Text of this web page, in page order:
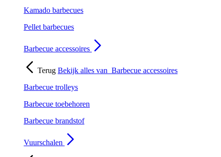
Kamado barbecues
Pellet barbecues
Barbecue accessoires
Terug Bekijk alles van Barbecue accessoires
Barbecue trolleys
Barbecue toebehoren
Barbecue brandstof
Vuurschalen